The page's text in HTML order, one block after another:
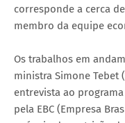
corresponde a cerca
membro da equipe
Os trabalhos em
ministra Simone Tebet
entrevista ao
pela EBC (Empresa